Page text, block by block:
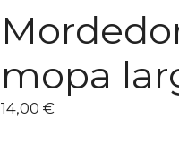
mopa
14,00€